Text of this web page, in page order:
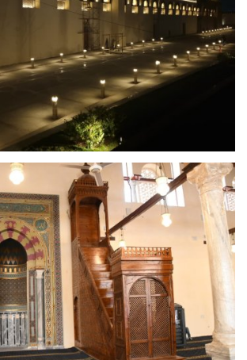
مصر
فريق العمل
أخبار
شروط وأحكام منحة ناصر للقيادة الدولية
منحة ناصر للقيادة الدولية
مرجعياتنا
المواطن العالمي
الرواد